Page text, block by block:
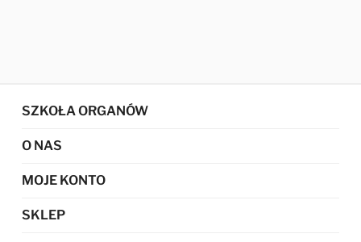
SZKOŁA ORGANÓW
O NAS
MOJE KONTO
SKLEP